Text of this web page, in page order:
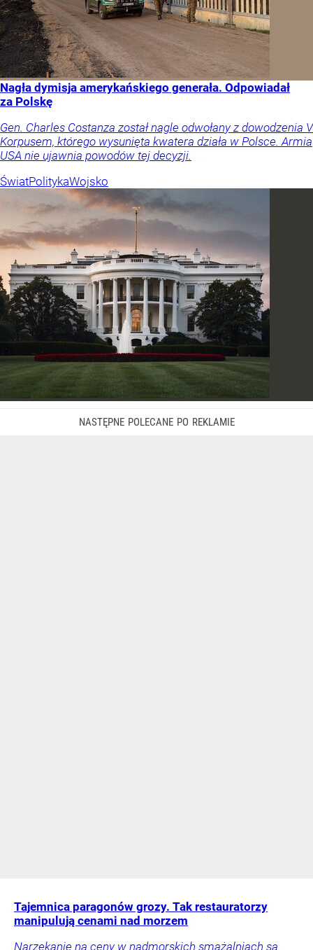
Nagła dymisja amerykańskiego generała. Odpowiadał
za Polskę
Gen. Charles Costanza został nagle odwołany z dowodzenia V
Korpusem, którego wysunięta kwatera działa w Polsce. Armia
USA nie ujawnia powodów tej decyzji.
ŚwiatPolitykaWojsko
Tajemnica paragonów grozy. Tak restauratorzy
manipulują cenami nad morzem
Narzekanie na ceny w nadmorskich smażalniach są